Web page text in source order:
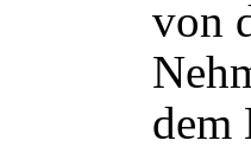
von
dem